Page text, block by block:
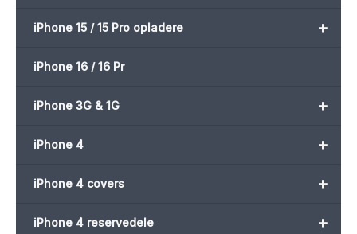
+
iPhone 15 / 15 Pro opladere
iPhone 16 / 16 Pr
+
iPhone 3G & 1G
+
iPhone 4
+
iPhone 4 covers
+
iPhone 4 reservedele